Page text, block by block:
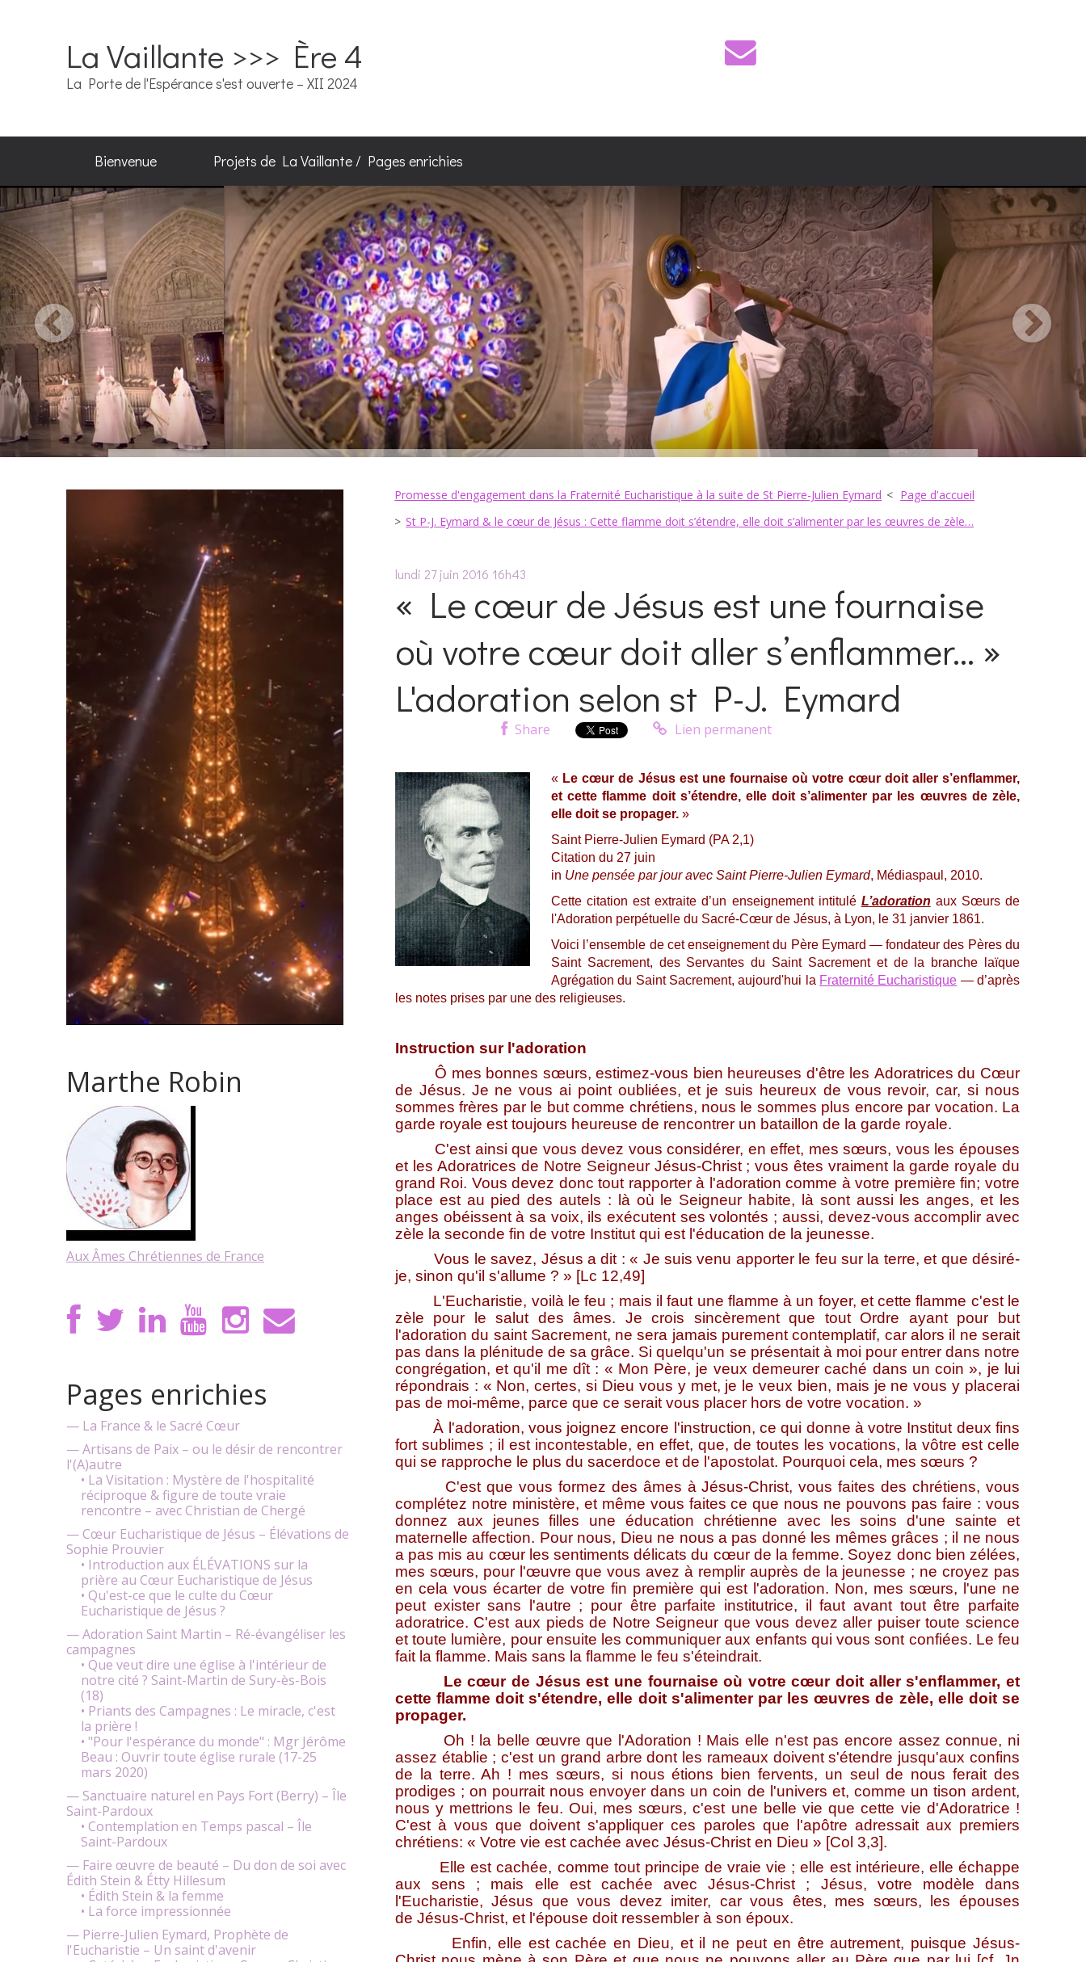
La Vaillante >>> Ère 4
La Porte de l'Espérance s'est ouverte – XII 2024
Bienvenue Projets de La Vaillante / Pages enrichies
Marthe Robin
Aux Âmes Chrétiennes de France
Pages enrichies
— La France & le Sacré Cœur
— Artisans de Paix – ou le désir de rencontrer
l'(A)autre
• La Visitation : Mystère de l'hospitalité
réciproque & figure de toute vraie
rencontre – avec Christian de Chergé
— Cœur Eucharistique de Jésus – Élévations de
Sophie Prouvier
• Introduction aux ÉLÉVATIONS sur la
prière au Cœur Eucharistique de Jésus
• Qu'est-ce que le culte du Cœur
Eucharistique de Jésus ?
— Adoration Saint Martin – Ré-évangéliser les
campagnes
• Que veut dire une église à l'intérieur de
notre cité ? Saint-Martin de Sury-ès-Bois
(18)
• Priants des Campagnes : Le miracle, c'est
la prière !
• "Pour l'espérance du monde" : Mgr Jérôme
Beau : Ouvrir toute église rurale (17-25
mars 2020)
— Sanctuaire naturel en Pays Fort (Berry) – Île
Saint-Pardoux
• Contemplation en Temps pascal – Île
Saint-Pardoux
— Faire œuvre de beauté – Du don de soi avec
Édith Stein & Étty Hillesum
• Édith Stein & la femme
• La force impressionnée
— Pierre-Julien Eymard, Prophète de
l'Eucharistie – Un saint d'avenir
Promesse d'engagement dans la Fraternité Eucharistique à la suite de St Pierre-Julien Eymard
Page d'accueil
St P-J. Eymard & le cœur de Jésus : Cette flamme doit s’étendre, elle doit s’alimenter par les œuvres de zèle…
lundi 27 juin 2016 16h43
« Le cœur de Jésus est une fournaise
où votre cœur doit aller s’enflammer… »
L'adoration selon st P-J. Eymard
Share Lien permanent
« Le cœur de Jésus est une fournaise où votre cœur doit aller s’enflammer,
et cette flamme doit s’étendre, elle doit s’alimenter par les œuvres de zèle,
elle doit se propager. »
Saint Pierre-Julien Eymard (PA 2,1)
Citation du 27 juin
in Une pensée par jour avec Saint Pierre-Julien Eymard, Médiaspaul, 2010.
Cette citation est extraite d’un enseignement intitulé L’adoration aux Sœurs de
l'Adoration perpétuelle du Sacré-Cœur de Jésus, à Lyon, le 31 janvier 1861.
Voici l’ensemble de cet enseignement du Père Eymard — fondateur des Pères du
Saint Sacrement, des Servantes du Saint Sacrement et de la branche laïque
Agrégation du Saint Sacrement, aujourd'hui la Fraternité Eucharistique — d’après
les notes prises par une des religieuses.
Instruction sur l'adoration
Ô mes bonnes sœurs, estimez-vous bien heureuses d'être les Adoratrices du Cœur
de Jésus. Je ne vous ai point oubliées, et je suis heureux de vous revoir, car, si nous
sommes frères par le but comme chrétiens, nous le sommes plus encore par vocation. La
garde royale est toujours heureuse de rencontrer un bataillon de la garde royale.
C'est ainsi que vous devez vous considérer, en effet, mes sœurs, vous les épouses
et les Adoratrices de Notre Seigneur Jésus-Christ ; vous êtes vraiment la garde royale du
grand Roi. Vous devez donc tout rapporter à l'adoration comme à votre première fin; votre
place est au pied des autels : là où le Seigneur habite, là sont aussi les anges, et les
anges obéissent à sa voix, ils exécutent ses volontés ; aussi, devez-vous accomplir avec
zèle la seconde fin de votre Institut qui est l'éducation de la jeunesse.
Vous le savez, Jésus a dit : « Je suis venu apporter le feu sur la terre, et que désiré-
je, sinon qu'il s'allume ? » [Lc 12,49]
L'Eucharistie, voilà le feu ; mais il faut une flamme à un foyer, et cette flamme c'est le
zèle pour le salut des âmes. Je crois sincèrement que tout Ordre ayant pour but
l'adoration du saint Sacrement, ne sera jamais purement contemplatif, car alors il ne serait
pas dans la plénitude de sa grâce. Si quelqu'un se présentait à moi pour entrer dans notre
congrégation, et qu'il me dît : « Mon Père, je veux demeurer caché dans un coin », je lui
répondrais : « Non, certes, si Dieu vous y met, je le veux bien, mais je ne vous y placerai
pas de moi-même, parce que ce serait vous placer hors de votre vocation. »
À l'adoration, vous joignez encore l'instruction, ce qui donne à votre Institut deux fins
fort sublimes ; il est incontestable, en effet, que, de toutes les vocations, la vôtre est celle
qui se rapproche le plus du sacerdoce et de l'apostolat. Pourquoi cela, mes sœurs ?
C'est que vous formez des âmes à Jésus-Christ, vous faites des chrétiens, vous
complétez notre ministère, et même vous faites ce que nous ne pouvons pas faire : vous
donnez aux jeunes filles une éducation chrétienne avec les soins d'une sainte et
maternelle affection. Pour nous, Dieu ne nous a pas donné les mêmes grâces ; il ne nous
a pas mis au cœur les sentiments délicats du cœur de la femme. Soyez donc bien zélées,
mes sœurs, pour l'œuvre que vous avez à remplir auprès de la jeunesse ; ne croyez pas
en cela vous écarter de votre fin première qui est l'adoration. Non, mes sœurs, l'une ne
peut exister sans l'autre ; pour être parfaite institutrice, il faut avant tout être parfaite
adoratrice. C'est aux pieds de Notre Seigneur que vous devez aller puiser toute science
et toute lumière, pour ensuite les communiquer aux enfants qui vous sont confiées. Le feu
fait la flamme. Mais sans la flamme le feu s'éteindrait.
Le cœur de Jésus est une fournaise où votre cœur doit aller s'enflammer, et
cette flamme doit s'étendre, elle doit s'alimenter par les œuvres de zèle, elle doit se
propager.
Oh ! la belle œuvre que l'Adoration ! Mais elle n'est pas encore assez connue, ni
assez établie ; c'est un grand arbre dont les rameaux doivent s'étendre jusqu'aux confins
de la terre. Ah ! mes sœurs, si nous étions bien fervents, un seul de nous ferait des
prodiges ; on pourrait nous envoyer dans un coin de l'univers et, comme un tison ardent,
nous y mettrions le feu. Oui, mes sœurs, c'est une belle vie que cette vie d'Adoratrice !
C'est à vous que doivent s'appliquer ces paroles que l'apôtre adressait aux premiers
chrétiens: « Votre vie est cachée avec Jésus-Christ en Dieu » [Col 3,3].
Elle est cachée, comme tout principe de vraie vie ; elle est intérieure, elle échappe
aux sens ; mais elle est cachée avec Jésus-Christ ; Jésus, votre modèle dans
l'Eucharistie, Jésus que vous devez imiter, car vous êtes, mes sœurs, les épouses
de Jésus-Christ, et l'épouse doit ressembler à son époux.
Enfin, elle est cachée en Dieu, et il ne peut en être autrement, puisque Jésus-